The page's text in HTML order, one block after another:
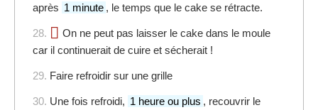
après 1 minute , le temps que le cake se rétracte.
28.
On ne peut pas laisser le cake dans le moule
car il continuerait de cuire et sécherait !
29. Faire refroidir sur une grille
30. Une fois refroidi, 1 heure ou plus , recouvrir le